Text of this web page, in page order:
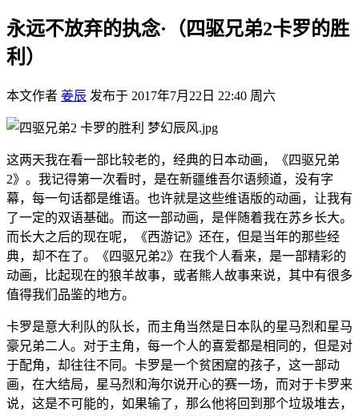
永远不放弃的执念·（四驱兄弟2卡罗的胜
利）
本文作者 姜辰 发布于 2017年7月22日 22:40 周六
这两天我在看一部比较老的，经典的日本动画，《四驱兄弟
2》。我记得第一次看时，是在新疆维吾尔语频道，没有字
幕，每一句话都是维语。也许就是这些维语版的动画，让我有
了一定的双语基础。而这一部动画，是伴随着我在苏乡长大。
而长大之后的现在呢，《西游记》还在，但是当年的那些经
典，却不在了。《四驱兄弟2》在我个人看来，是一部精彩的
动画，比起现在的狼羊故事，或者熊人故事来说，其中有很多
值得我们品鉴的地方。
卡罗是意大利队的队长，而主角当然是日本队的星马烈和星马
豪兄弟二人。对于主角，每一个人的喜爱都是相同的，但是对
于配角，却往往不同。卡罗是一个贫困窟的孩子，这一部动
画，在大结局，星马烈和海尔说开心的赛一场，而对于卡罗来
说，这是不可能的，如果输了，那么他将回到那个垃圾堆去，